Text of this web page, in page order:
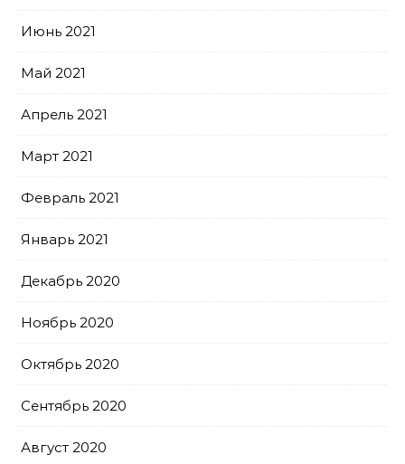
Июнь 2021
Май 2021
Апрель 2021
Март 2021
Февраль 2021
Январь 2021
Декабрь 2020
Ноябрь 2020
Октябрь 2020
Сентябрь 2020
Август 2020